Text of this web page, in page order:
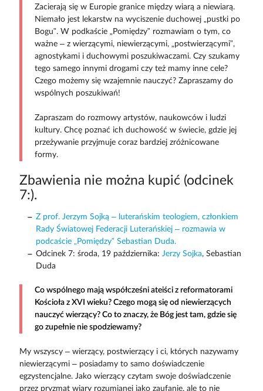
Zacierają się w Europie granice między wiarą a niewiarą.
Niemało jest lekarstw na wyciszenie duchowej „pustki po
Bogu”. W podkaście „Pomiędzy” rozmawiam o tym, co
ważne – z wierzącymi, niewierzącymi, „postwierzącymi”,
agnostykami i duchowymi poszukiwaczami. Czy szukamy
tego samego innymi drogami czy też mamy inne cele?
Czego możemy się wzajemnie nauczyć? Zapraszamy do
wspólnych poszukiwań!
Zapraszam do rozmowy artystów, naukowców i ludzi
kultury. Chcę poznać ich duchowość w świecie, gdzie jej
przeżywanie przyjmuje coraz bardziej zróżnicowane
formy.
Zbawienia nie można kupić (odcinek
7:).
Z prof. Jerzym Sojką – luterańskim teologiem, członkiem
Rady Światowej Federacji Luterańskiej – rozmawia w
podcaście „Pomiędzy” Sebastian Duda.
Odcinek 7: środa, 19 października: Jerzy Sojka, Sebastian
Duda
Co wspólnego mają współcześni ateiści z reformatorami
Kościoła z XVI wieku? Czego mogą się od niewierzących
nauczyć wierzący? Co to znaczy, że Bóg jest tam, gdzie się
go zupełnie nie spodziewamy?
My wszyscy – wierzący, postwierzący i ci, których nazywamy
niewierzącymi – posiadamy to samo doświadczenie
egzystencjalne. Jako wierzący czytam swoje doświadczenie
przez pryzmat wiary rozumianej jako zaufanie, ale to nie